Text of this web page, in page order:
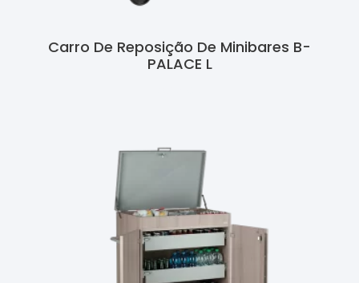
Carro De Reposição De Minibares B-
PALACE L